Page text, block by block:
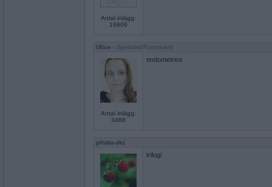
Antal inlägg:
16806
Ulice - Spelvärd/Forumvärd
Antal inlägg:
3488
endometrios
pilutta-dej
trilogi